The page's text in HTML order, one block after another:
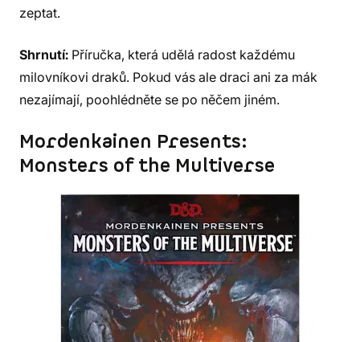
zeptat.
Shrnutí: Příručka, která udělá radost každému
milovníkovi draků. Pokud vás ale draci ani za mák
nezajímají, poohlédněte se po něčem jiném.
Mordenkainen Presents:
Monsters of the Multiverse